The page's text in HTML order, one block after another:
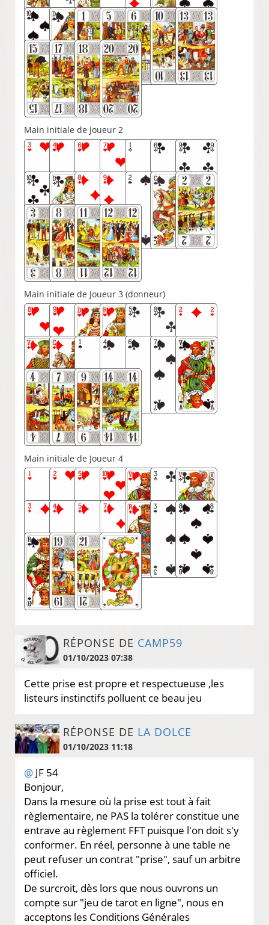
Main initiale de Joueur 2
Main initiale de Joueur 3 (donneur)
Main initiale de Joueur 4
RÉPONSE DE CAMP59
01/10/2023 07:38
Cette prise est propre et respectueuse ,les
listeurs instinctifs polluent ce beau jeu
RÉPONSE DE LA DOLCE
01/10/2023 11:18
@ JF 54
Bonjour,
Dans la mesure où la prise est tout à fait
règlementaire, ne PAS la tolérer constitue une
entrave au règlement FFT puisque l'on doit s'y
conformer. En réel, personne à une table ne
peut refuser un contrat "prise", sauf un arbitre
officiel.
De surcroit, dès lors que nous ouvrons un
compte sur "jeu de tarot en ligne", nous en
acceptons les Conditions Générales